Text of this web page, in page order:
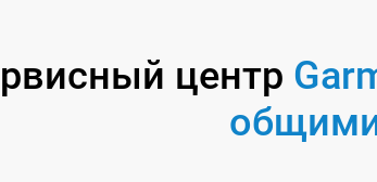
центр